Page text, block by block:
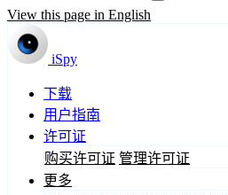
View this page in English
iSpy
下载
用户指南
许可证
购买许可证 管理许可证
更多